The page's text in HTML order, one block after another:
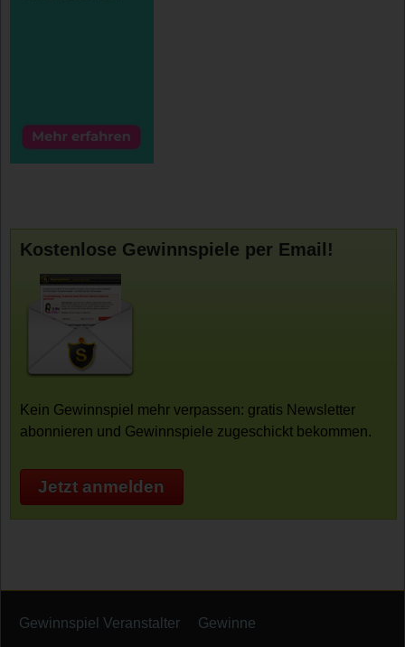
Kostenlose Gewinnspiele per Email!
Kein Gewinnspiel mehr verpassen: gratis Newsletter
abonnieren und Gewinnspiele zugeschickt bekommen.
Jetzt anmelden
Gewinnspiel Veranstalter Gewinne